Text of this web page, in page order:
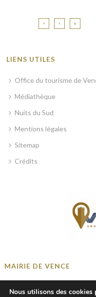
LIENS UTILES
Office du tourisme de
Médiathèque
Nuits du Sud
Mentions légales
Sitemap
Crédits
MAIRIE DE VENCE
Nous utilisons des